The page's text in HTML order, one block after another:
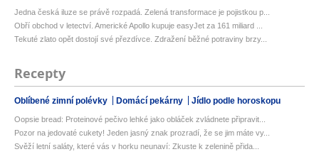
Jedna česká iluze se právě rozpadá. Zelená transformace je pojistkou p...
Obří obchod v letectví. Americké Apollo kupuje easyJet za 161 miliard ...
Tekuté zlato opět dostojí své přezdívce. Zdražení běžné potraviny brzy...
Recepty
Oblíbené zimní polévky Domácí pekárny Jídlo podle horoskopu
Oopsie bread: Proteinové pečivo lehké jako obláček zvládnete připravit...
Pozor na jedovaté cukety! Jeden jasný znak prozradí, že se jim máte vy...
Svěží letní saláty, které vás v horku neunaví: Zkuste k zelenině přida...